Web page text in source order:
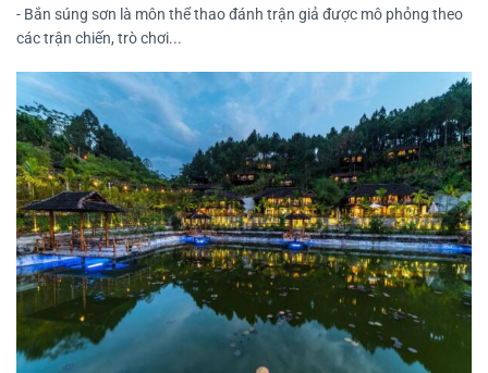
- Bắn súng sơn là môn thể thao đánh trận giả được mô phỏng theo
các trận chiến, trò chơi...